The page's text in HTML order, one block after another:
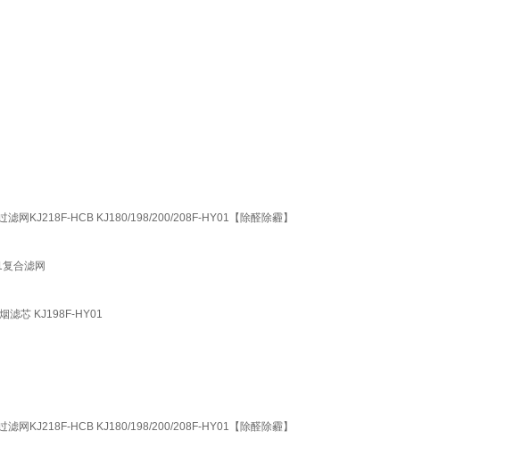
网KJ218F-HCB KJ180/198/200/208F-HY01【除醛除霾】
合滤网
滤芯 KJ198F-HY01
网KJ218F-HCB KJ180/198/200/208F-HY01【除醛除霾】